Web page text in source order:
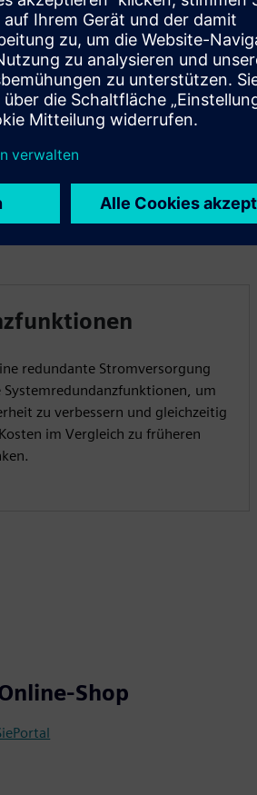
Engineering-Prozesse mit dem
Manager oder der bewährten
Diese Tools erleichtern die
und beschleunigen den
redundante Stromversorgung
Systemredundanzfunktionen, um
zu verbessern und gleichzeitig
im Vergleich zu früheren
Shop